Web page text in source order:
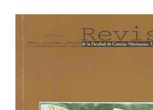
Barra
lateral
artículo